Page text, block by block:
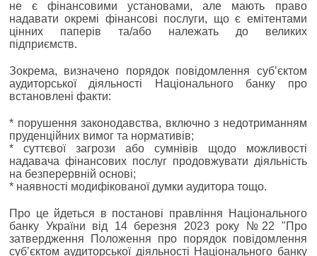
не є фінансовими установами, але мають право
надавати окремі фінансові послуги, що є емітентами
цінних паперів та/або належать до великих
підприємств.
Зокрема, визначено порядок повідомлення субʼєктом
аудиторської діяльності Національного банку про
встановлені факти:
* порушення законодавства, включно з недотриманням
пруденційних вимог та нормативів;
* суттєвої загрози або сумнівів щодо можливості
надавача фінансових послуг продовжувати діяльність
на безперервній основі;
* наявності модифікованої думки аудитора тощо.
Про це йдеться в постанові правління Національного
банку України від 14 березня 2023 року №22 "Про
затвердження Положення про порядок повідомлення
субʼєктом аудиторської діяльності Національного банку